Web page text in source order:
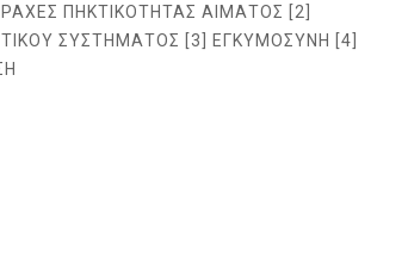
ΠΗΚΤΙΚΟΤΗΤΑΣ ΑΙΜΑΤΟΣ [2]
ΣΥΣΤΗΜΑΤΟΣ [3] ΕΓΚΥΜΟΣΥΝΗ [4]